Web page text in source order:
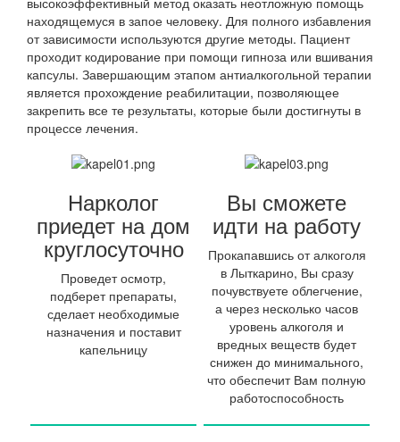
находящемуся в запое человеку. Для полного избавления
от зависимости используются другие методы. Пациент
проходит кодирование при помощи гипноза или вшивания
капсулы. Завершающим этапом антиалкогольной терапии
является прохождение реабилитации, позволяющее
закрепить все те результаты, которые были достигнуты в
процессе лечения.
Нарколог
приедет на дом
круглосуточно
Проведет осмотр,
подберет препараты,
сделает необходимые
назначения и поставит
капельницу
Вы сможете
идти на работу
Прокапавшись от алкоголя
в Лыткарино, Вы сразу
почувствуете облегчение,
а через несколько часов
уровень алкоголя и
вредных веществ будет
снижен до минимального,
что обеспечит Вам полную
работоспособность